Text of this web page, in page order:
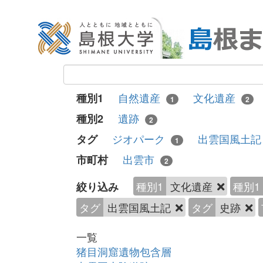
種別1 自然遺産 1 文化遺産 2
種別2 遺跡 2
タグ ジオパーク 1
出雲国風土
市町村
出雲市 2
絞り込み 種別1 文化遺産
種別1
タグ 出雲国風土記 タグ 史跡
一覧
猪目洞窟遺物包含層